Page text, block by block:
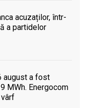
acuzaților, într-
a partidelor
august a fost
MWh. Energocom